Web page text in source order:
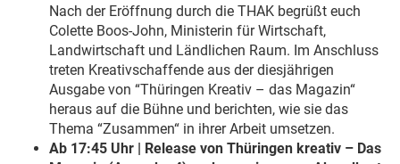
Nach der Eröffnung durch die THAK begrüßt euch
Colette Boos-John, Ministerin für Wirtschaft,
Landwirtschaft und Ländlichen Raum. Im Anschluss
treten Kreativschaffende aus der diesjährigen
Ausgabe von “Thüringen Kreativ – das Magazin“
heraus auf die Bühne und berichten, wie sie das
Thema “Zusammen“ in ihrer Arbeit umsetzen.
Ab 17:45 Uhr | Release von Thüringen kreativ – Das